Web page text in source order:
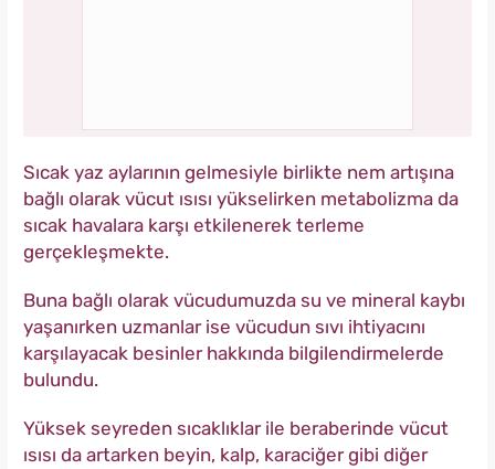
Sıcak yaz aylarının gelmesiyle birlikte nem artışına
bağlı olarak vücut ısısı yükselirken metabolizma da
sıcak havalara karşı etkilenerek terleme
gerçekleşmekte.
Buna bağlı olarak vücudumuzda su ve mineral kaybı
yaşanırken uzmanlar ise vücudun sıvı ihtiyacını
karşılayacak besinler hakkında bilgilendirmelerde
bulundu.
Yüksek seyreden sıcaklıklar ile beraberinde vücut
ısısı da artarken beyin, kalp, karaciğer gibi diğer